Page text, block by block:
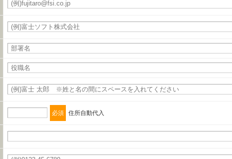
結を行います。
利用目的の通知、開示、内容の訂正、追加または削除、利用の停止、消去および
必須 住所自動代入